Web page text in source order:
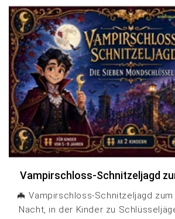
Vampirschloss-Schnitzeljagd
🦇 Vampirschloss-Schnitzeljagd
Nacht, in der Kinder zu